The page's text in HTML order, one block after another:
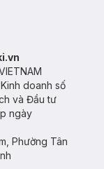
doanh số
và Đầu tư
ngày
Phường Tân